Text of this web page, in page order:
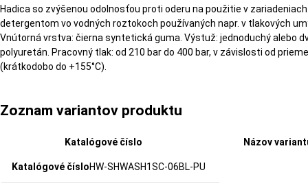
Hadica so zvýšenou odolnosťou proti oderu na použitie v
detergentom vo vodných roztokoch používaných napr. v tlakových
Vnútorná vrstva: čierna syntetická guma. Výstuž: jednoduchý alebo
polyuretán. Pracovný tlak: od 210 bar do 400 bar, v závislosti od
(krátkodobo do +155°C).
Zoznam variantov produktu
Katalógové číslo Názov
HW-SHWASH1SC-06BL-PU